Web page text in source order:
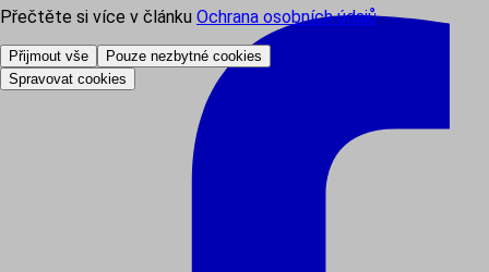
Přečtěte si více v článku Ochrana osobních údajů.
Přijmout vše
Pouze nezbytné cookies
Spravovat cookies